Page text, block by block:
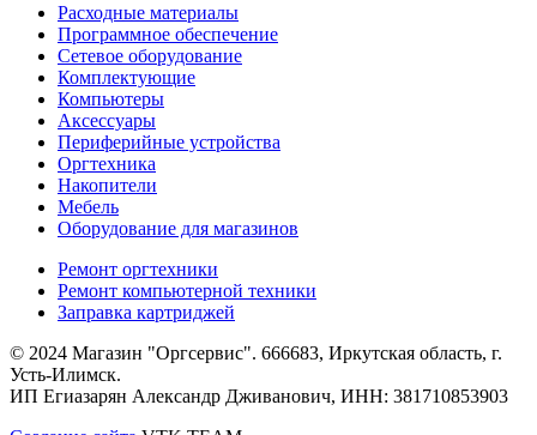
Расходные материалы
Программное обеспечение
Сетевое оборудование
Комплектующие
Компьютеры
Аксессуары
Периферийные устройства
Оргтехника
Накопители
Мебель
Оборудование для магазинов
Ремонт оргтехники
Ремонт компьютерной техники
Заправка картриджей
© 2024 Магазин "Оргсервис". 666683, Иркутская область, г.
Усть-Илимск.
ИП Егиазарян Александр Дживанович, ИНН: 381710853903